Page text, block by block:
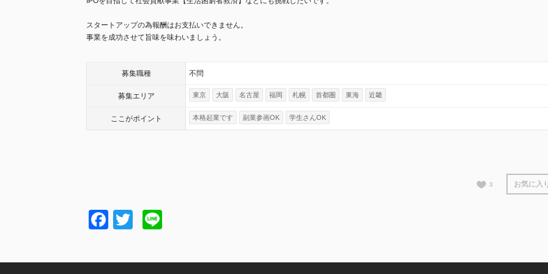
スタートアップの為報酬はお支払いできません。
事業を成功させて旨味を味わいましょう。
募集職種 不問
募集エリア 東京 大阪 名古屋 福岡 札幌 首都圏 東海 近畿
ここがポイント 本格起業です 副業参画OK 学生さんOK
3 お気に入
Facebook
Twitter